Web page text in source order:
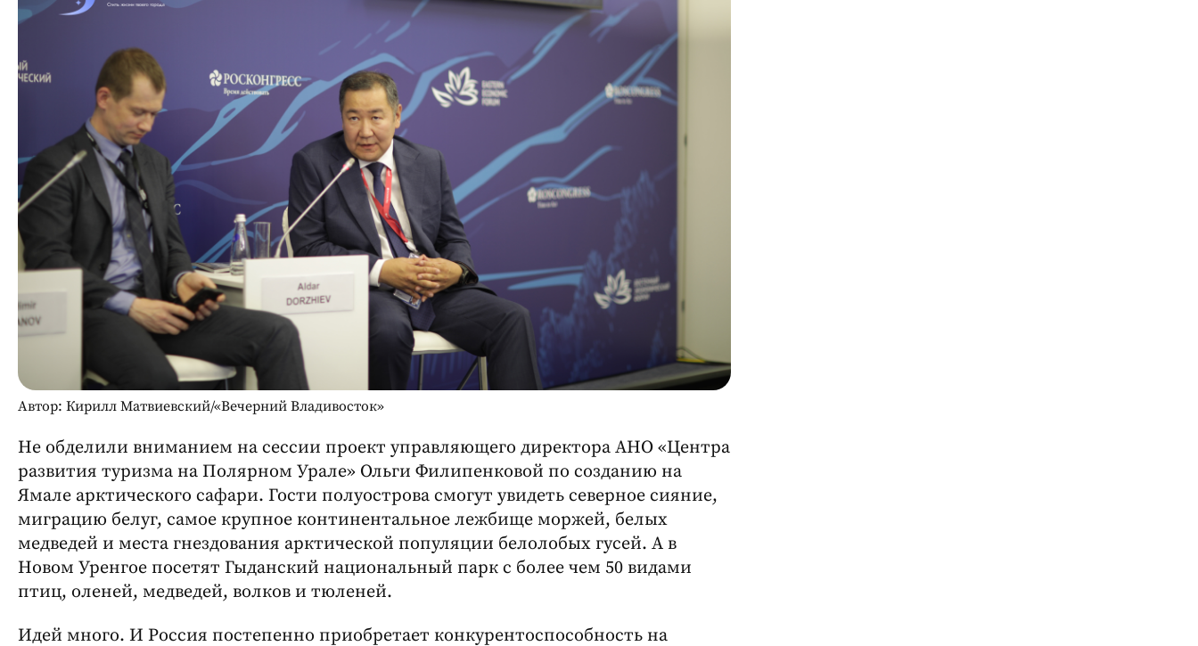
Автор: Кирилл Матвиевский/«Вечерний Владивосток»
Не обделили вниманием на сессии проект управляющего директора АНО «Центра
развития туризма на Полярном Урале» Ольги Филипенковой по созданию на
Ямале арктического сафари. Гости полуострова смогут увидеть северное сияние,
миграцию белуг, самое крупное континентальное лежбище моржей, белых
медведей и места гнездования арктической популяции белолобых гусей. А в
Новом Уренгое посетят Гыданский национальный парк с более чем 50 видами
птиц, оленей, медведей, волков и тюленей.
Идей много. И Россия постепенно приобретает конкурентоспособность на